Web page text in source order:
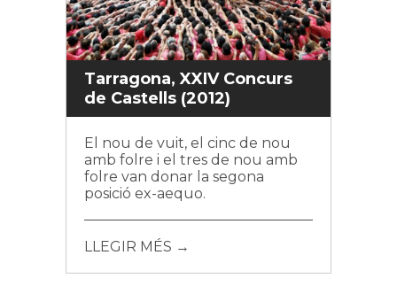
Tarragona, XXIV Concurs
de Castells (2012)
El nou de vuit, el cinc de nou
amb folre i el tres de nou amb
folre van donar la segona
posició ex-aequo.
LLEGIR MÉS →